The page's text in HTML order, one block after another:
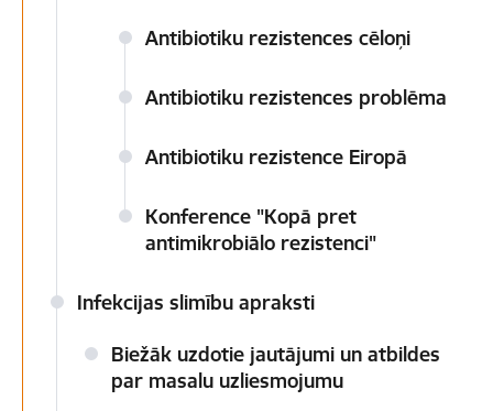
Antibiotiku rezistences cēloņi
Antibiotiku rezistences problēma
Antibiotiku rezistence Eiropā
Konference "Kopā pret
antimikrobiālo rezistenci"
Infekcijas slimību apraksti
Biežāk uzdotie jautājumi un atbildes
par masalu uzliesmojumu